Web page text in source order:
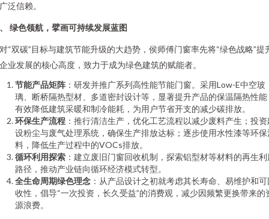
泛信赖。
绿色领航，擘画可持续发展蓝图
“双碳”目标与建筑节能升级的大趋势，侯师傅门窗率先将“绿色战略”提
业发展的核心高度，致力于成为绿色建筑的赋能者。
节能产品矩阵 ：研发并推广系列高性能节能门窗。采用Low-E中空玻
璃、断桥隔热型材、多道密封设计等，显著提升产品的保温隔热性能
有效降低建筑采暖和制冷能耗，为用户节省开支的减少碳排放。
环保生产流程 ：推行清洁生产，优化工艺流程以减少废料产生；投资
设粉尘与废气处理系统，确保生产排放达标；逐步使用水性漆等环保
料，降低生产过程中的VOCs排放。
循环利用探索 ：建立废旧门窗回收机制，探索铝型材等材料的再生利
路径，推动产业链向循环经济模式转型。
全生命周期绿色理念 ：从产品设计之初就考虑其长寿命、易维护和
收性，倡导“一次投资，长久受益”的消费观，减少因频繁更换带来的
源浪费。